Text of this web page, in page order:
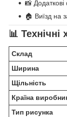
📸
🏠 Виїзд на
📊 Технічні
Склад
Ширина
Щільність
Країна
Тип рисунка